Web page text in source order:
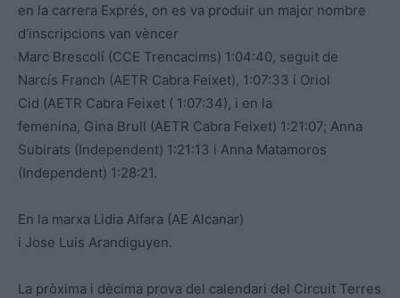
en la carrera Exprés, on es va produir un major nombre
d’inscripcions van vèncer
Marc Brescolí (CCE Trencacims) 1:04:40, seguit de
Narcís Franch (AETR Cabra Feixet), 1:07:33 i Oriol
Cid (AETR Cabra Feixet ( 1:07:34), i en la
femenina, Gina Brull (AETR Cabra Feixet) 1:21:07; Anna
Subirats (Independent) 1:21:13 i Anna Matamoros
(Independent) 1:28:21.
En la marxa Lidia Alfara (AE Alcanar)
i Jose Luis Arandiguyen.
La pròxima i dècima prova del calendari del Circuit Terres